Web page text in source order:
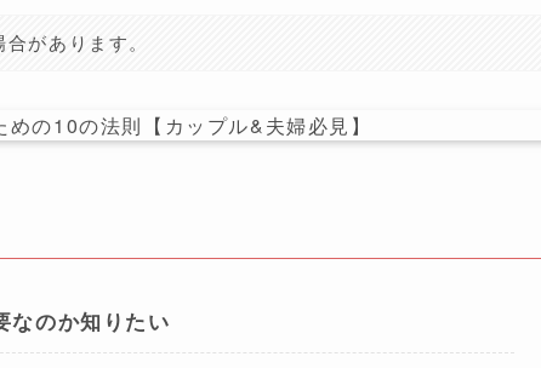
があります。
なのか知りたい